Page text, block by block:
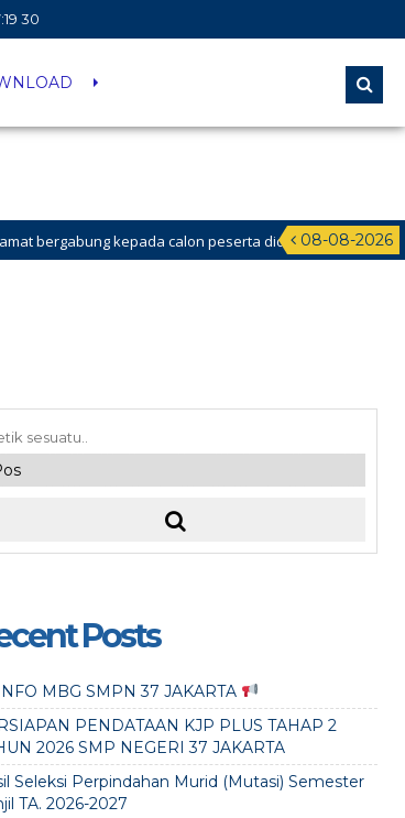
:19 30
08-08-2026
bergabung kepada calon peserta didik baru yang berhasil
Posts
MBG SMPN 37 JAKARTA
PENDATAAN KJP PLUS TAHAP 2
2026 SMP NEGERI 37 JAKARTA
Seleksi Perpindahan Murid (Mutasi) Semester
TA. 2026-2027